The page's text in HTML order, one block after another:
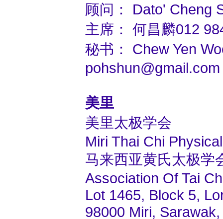
顾问： Dato' Cheng
主席： 何昌麟012
秘书： Chew Yen
pohshun@gmail.com
美里
美里太极学会
Miri Thai Chi
马来西亚黄氏太极学
Association Of Tai
Lot 1465, Block 5,
98000 Miri,